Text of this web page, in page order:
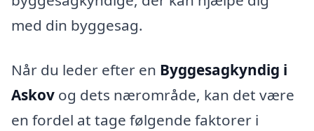
med din byggesag.
Når du leder efter en Byggesagkyndig i
Askov og dets nærområde, kan det være
en fordel at tage følgende faktorer i